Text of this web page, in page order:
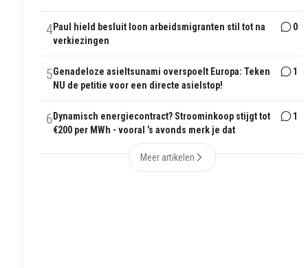
4Paul hield besluit loon arbeidsmigranten stil tot na
verkiezingen
0
5Genadeloze asieltsunami overspoelt Europa: Teken
NU de petitie voor een directe asielstop!
1
6 Dynamisch energiecontract? Stroominkoop stijgt tot
€200 per MWh - vooral ’s avonds merk je dat
1
Meer artikelen